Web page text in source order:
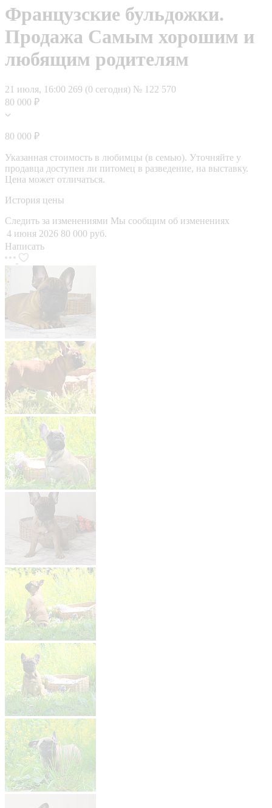
Французские бульдожки.
Продажа Самым хорошим и
любящим родителям
21 июля, 16:00 269 (0 сегодня) № 122 570
80 000 ₽
80 000 ₽
Указанная стоимость в любимцы (в семью). Уточняйте у
продавца доступен ли питомец в разведение, на выставку.
Цена может отличаться.
История цены
Следить за изменениями Мы сообщим об изменениях
4 июня 2026 80 000 руб.
Написать